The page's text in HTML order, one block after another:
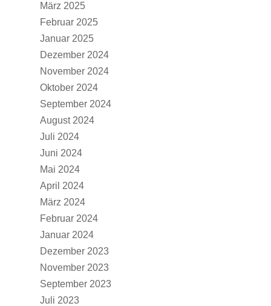
März 2025
Februar 2025
Januar 2025
Dezember 2024
November 2024
Oktober 2024
September 2024
August 2024
Juli 2024
Juni 2024
Mai 2024
April 2024
März 2024
Februar 2024
Januar 2024
Dezember 2023
November 2023
September 2023
Juli 2023